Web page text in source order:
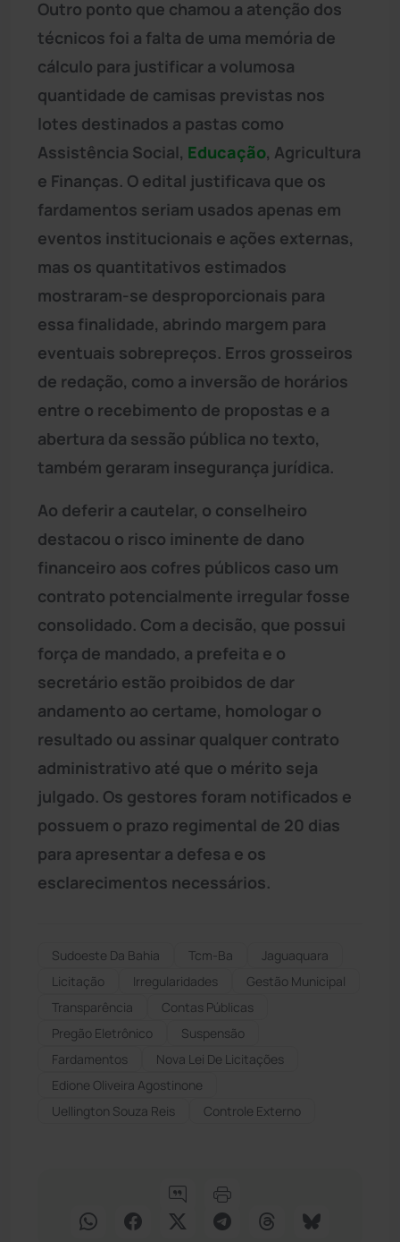
Outro ponto que chamou a atenção dos
técnicos foi a falta de uma memória de
cálculo para justificar a volumosa
quantidade de camisas previstas nos
lotes destinados a pastas como
Assistência Social, Educação, Agricultura
e Finanças. O edital justificava que os
fardamentos seriam usados apenas em
eventos institucionais e ações externas,
mas os quantitativos estimados
mostraram-se desproporcionais para
essa finalidade, abrindo margem para
eventuais sobrepreços. Erros grosseiros
de redação, como a inversão de horários
entre o recebimento de propostas e a
abertura da sessão pública no texto,
também geraram insegurança jurídica.
Ao deferir a cautelar, o conselheiro
destacou o risco iminente de dano
financeiro aos cofres públicos caso um
contrato potencialmente irregular fosse
consolidado. Com a decisão, que possui
força de mandado, a prefeita e o
secretário estão proibidos de dar
andamento ao certame, homologar o
resultado ou assinar qualquer contrato
administrativo até que o mérito seja
julgado. Os gestores foram notificados e
possuem o prazo regimental de 20 dias
para apresentar a defesa e os
esclarecimentos necessários.
Sudoeste Da Bahia Tcm-Ba
Jaguaquara
Licitação
Irregularidades
Gestão Municipal
Transparência
Contas Públicas
Pregão Eletrônico
Suspensão
Fardamentos
Nova Lei De Licitações
Edione Oliveira Agostinone
Uellington Souza Reis
Controle Externo